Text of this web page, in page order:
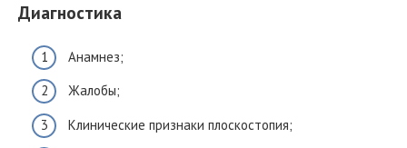
Диагностика
Анамнез;
Жалобы;
Клинические признаки плоскостопия;